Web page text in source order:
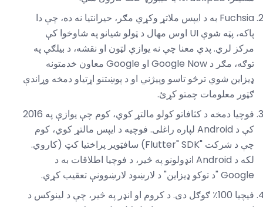
Fuchsia به د ایپس ملاتړ وکړي مګر، حیرانتیا نه ده، چې دا
پاکه، پټه شوې UI اوس مهال د ټولو شیانو په شاوخوا کې
مرکز لري. پدې معنا چې نه یوازې لټون او نقشه، د بیلګې په
توګه، مګر د Google Now او Google معاون خدمتونه
ډیزاین شوي ترڅو تاسو وپیژني او د پوښتنو اړتیاو دمخه وړاندې
ګټور معلومات چمتو کړئ.
فوچیا دمخه د کثافاتو کولو مالتړ کوي، کوم چې یوازې په 2016
کې د Android لپاره راغلی. فوچیه د ایپس مالتړ کوي، کوم
چې د شرکت "Flutter" SDK) سافټویر پراختیا کټ (کاروي.
لکه د Android انډولونو په څیر، د فوچیا اطلاقات به د
Google "د توکو ډیزاین" د لارښود لارښوونې تعقیب کړي.
فیچیا 100٪ ګوګل دی. د کروم او انډر په څیر، چې د لینوکس د